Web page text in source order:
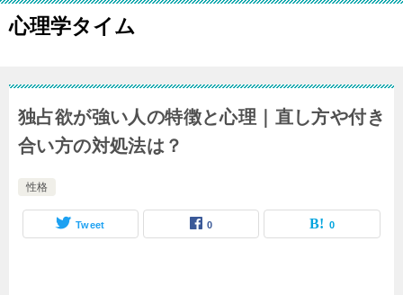
心理学タイム
独占欲が強い人の特徴と心理｜直し方や付き
合い方の対処法は？
性格
Tweet 0 0